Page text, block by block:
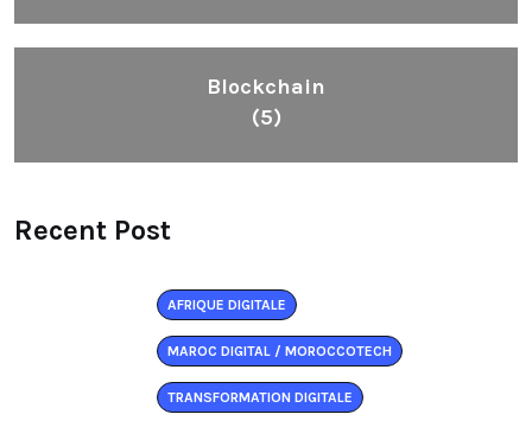
Blockchain
(5)
Recent Post
AFRIQUE DIGITALE
MAROC DIGITAL / MOROCCOTECH
TRANSFORMATION DIGITALE